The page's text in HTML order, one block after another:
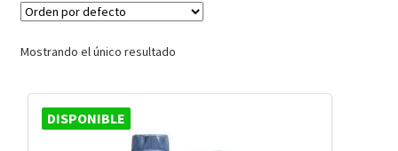
Mostrando el único resultado
DISPONIBLE